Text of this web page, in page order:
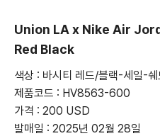
Union LA x Nike Air
Red Black
색상 : 바시티 레드/블랙-세일-
제품코드 : HV8563-600
가격 : 200 USD
발매일 : 2025년 02월 28일